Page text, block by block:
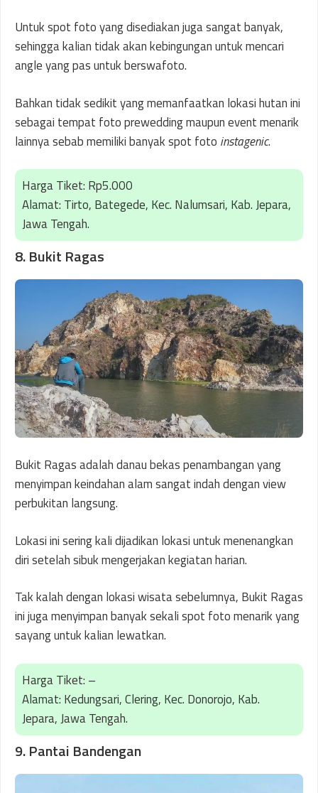
Untuk spot foto yang disediakan juga sangat banyak,
sehingga kalian tidak akan kebingungan untuk mencari
angle yang pas untuk berswafoto.
Bahkan tidak sedikit yang memanfaatkan lokasi hutan ini
sebagai tempat foto prewedding maupun event menarik
lainnya sebab memiliki banyak spot foto instagenic.
Harga Tiket: Rp5.000
Alamat: Tirto, Bategede, Kec. Nalumsari, Kab. Jepara,
Jawa Tengah.
8. Bukit Ragas
Bukit Ragas adalah danau bekas penambangan yang
menyimpan keindahan alam sangat indah dengan view
perbukitan langsung.
Lokasi ini sering kali dijadikan lokasi untuk menenangkan
diri setelah sibuk mengerjakan kegiatan harian.
Tak kalah dengan lokasi wisata sebelumnya, Bukit Ragas
ini juga menyimpan banyak sekali spot foto menarik yang
sayang untuk kalian lewatkan.
Harga Tiket: –
Alamat: Kedungsari, Clering, Kec. Donorojo, Kab.
Jepara, Jawa Tengah.
9. Pantai Bandengan